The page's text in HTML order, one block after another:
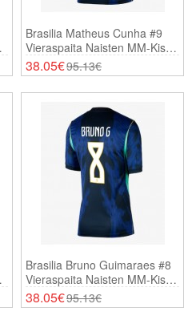
Brasilia Matheus Cunha #9
Vieraspaita Naisten MM-Kisat
2026 Lyhythihainen
38.05€95.13€
Brasilia Bruno Guimaraes #8
Vieraspaita Naisten MM-Kisat
2026 Lyhythihainen
38.05€95.13€